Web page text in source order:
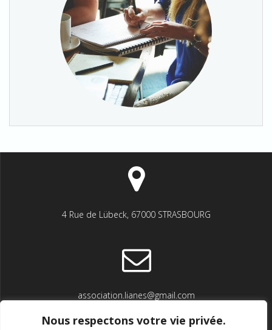
Nous respectons votre vie privée.
4 Rue de Lübeck, 67000 STRASBOURG
association.lianes@gmail.com